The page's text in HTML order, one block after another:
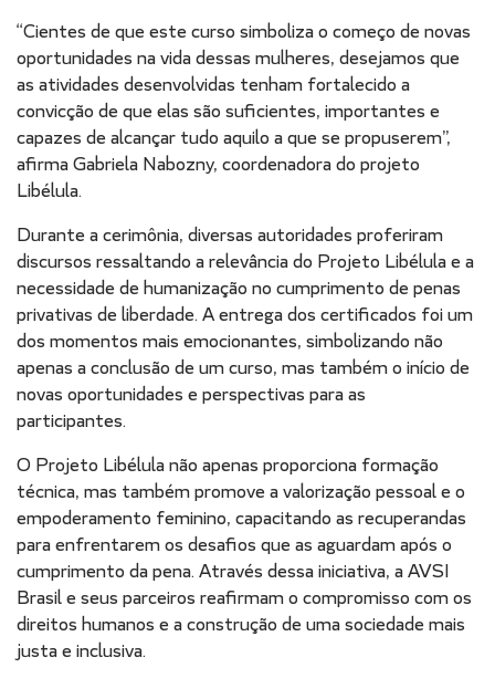
“Cientes de que este curso simboliza o começo de novas
oportunidades na vida dessas mulheres, desejamos que
as atividades desenvolvidas tenham fortalecido a
convicção de que elas são suficientes, importantes e
capazes de alcançar tudo aquilo a que se propuserem”,
afirma Gabriela Nabozny, coordenadora do projeto
Libélula.
Durante a cerimônia, diversas autoridades proferiram
discursos ressaltando a relevância do Projeto Libélula e a
necessidade de humanização no cumprimento de penas
privativas de liberdade. A entrega dos certificados foi um
dos momentos mais emocionantes, simbolizando não
apenas a conclusão de um curso, mas também o início de
novas oportunidades e perspectivas para as
participantes.
O Projeto Libélula não apenas proporciona formação
técnica, mas também promove a valorização pessoal e o
empoderamento feminino, capacitando as recuperandas
para enfrentarem os desafios que as aguardam após o
cumprimento da pena. Através dessa iniciativa, a AVSI
Brasil e seus parceiros reafirmam o compromisso com os
direitos humanos e a construção de uma sociedade mais
justa e inclusiva.